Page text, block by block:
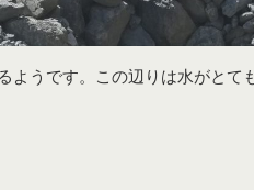
ようです。この辺りは水がとて